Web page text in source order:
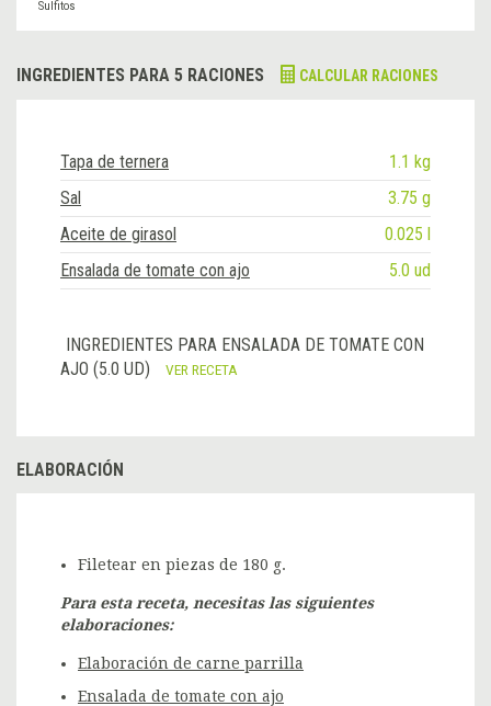
Sulfitos
INGREDIENTES PARA 5 RACIONES CALCULAR RACIONES
Tapa de ternera
1.1 kg
Sal
3.75 g
Aceite de girasol
0.025 l
Ensalada de tomate con ajo
5.0 ud
INGREDIENTES PARA ENSALADA DE TOMATE CON
AJO (5.0 UD)
VER RECETA
ELABORACIÓN
Filetear en piezas de 180 g.
Para esta receta, necesitas las siguientes
elaboraciones:
Elaboración de carne parrilla
Ensalada de tomate con ajo